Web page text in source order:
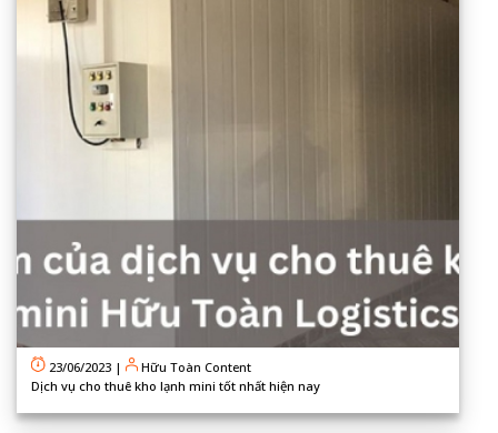
23/06/2023 |
Hữu Toàn Content
Dịch vụ cho thuê kho lạnh mini tốt nhất hiện nay